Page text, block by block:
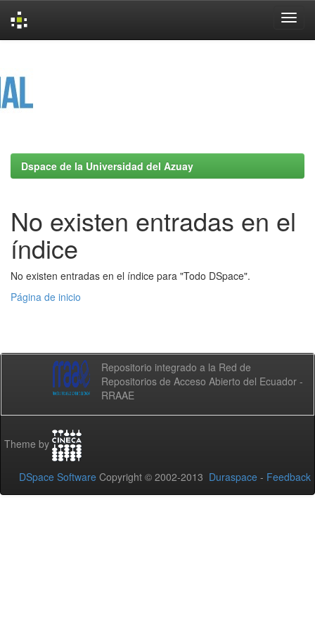
Dspace de la Universidad del Azuay
No existen entradas en el
índice
No existen entradas en el índice para "Todo DSpace".
Página de inicio
Repositorio integrado a la Red de
Repositorios de Acceso Abierto del Ecuador -
RRAAE
Theme by
DSpace Software Copyright © 2002-2013 Duraspace - Feedback